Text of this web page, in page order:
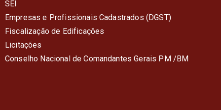
SEI
Empresas e Profissionais Cadastrados (DGST)
Fiscalização de Edificações
Licitações
Conselho Nacional de Comandantes Gerais PM /BM